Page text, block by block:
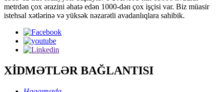
metrdən çox ərazini əhatə edən 1000-dən çox işçisi var. Biz müasir
istehsal xətlərinə və yüksək nəzarətli avadanlıqlara sahibik.
XİDMƏTLƏR BAĞLANTISI